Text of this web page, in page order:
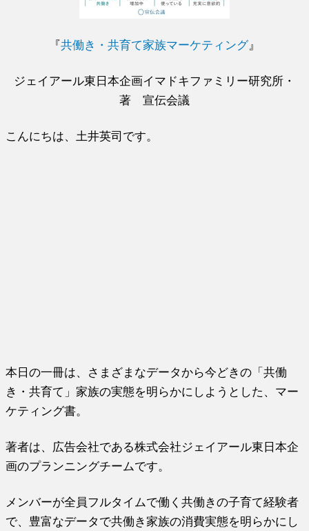
『共働き・共育て家族マーケティング』
ジェイアール東日本企画イマドキファミリー研究所・
著 宣伝会議
こんにちは、土井英司です。
本日の一冊は、さまざまなデータから今どきの「共働
き・共育て」家族の実態を明らかにしようとした、マー
ケティング書。
著者は、広告会社である株式会社ジェイアール東日本企
画のプランニングチームです。
メンバーが全員フルタイムで働く共働きの子育て経験者
で、豊富なデータで共働き家族の消費実態を明らかにし